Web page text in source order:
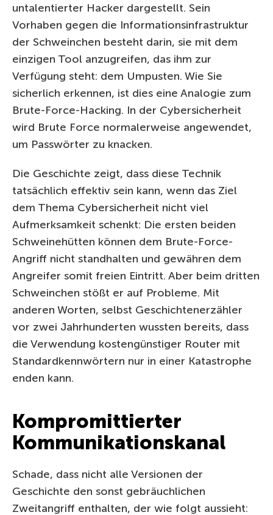
untalentierter Hacker dargestellt. Sein
Vorhaben gegen die Informationsinfrastruktur
der Schweinchen besteht darin, sie mit dem
einzigen Tool anzugreifen, das ihm zur
Verfügung steht: dem Umpusten. Wie Sie
sicherlich erkennen, ist dies eine Analogie zum
Brute-Force-Hacking. In der Cybersicherheit
wird Brute Force normalerweise angewendet,
um Passwörter zu knacken.
Die Geschichte zeigt, dass diese Technik
tatsächlich effektiv sein kann, wenn das Ziel
dem Thema Cybersicherheit nicht viel
Aufmerksamkeit schenkt: Die ersten beiden
Schweinehütten können dem Brute-Force-
Angriff nicht standhalten und gewähren dem
Angreifer somit freien Eintritt. Aber beim dritten
Schweinchen stößt er auf Probleme. Mit
anderen Worten, selbst Geschichtenerzähler
vor zwei Jahrhunderten wussten bereits, dass
die Verwendung kostengünstiger Router mit
Standardkennwörtern nur in einer Katastrophe
enden kann.
Kompromittierter
Kommunikationskanal
Schade, dass nicht alle Versionen der
Geschichte den sonst gebräuchlichen
Zweitangriff enthalten, der wie folgt aussieht: